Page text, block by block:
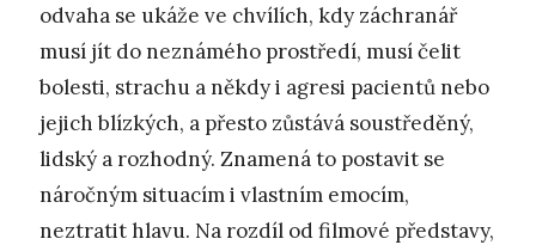
odvaha se ukáže ve chvílích, kdy záchranář
musí jít do neznámého prostředí, musí čelit
bolesti, strachu a někdy i agresi pacientů nebo
jejich blízkých, a přesto zůstává soustředěný,
lidský a rozhodný. Znamená to postavit se
náročným situacím i vlastním emocím,
neztratit hlavu. Na rozdíl od filmové představy,